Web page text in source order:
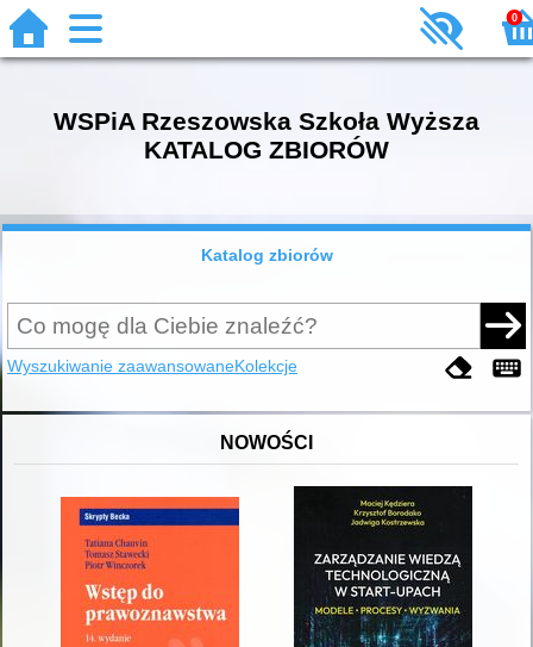
0
WSPiA Rzeszowska Szkoła Wyższa
KATALOG ZBIORÓW
Katalog zbiorów
Wyszukiwanie zaawansowaneKolekcje
NOWOŚCI